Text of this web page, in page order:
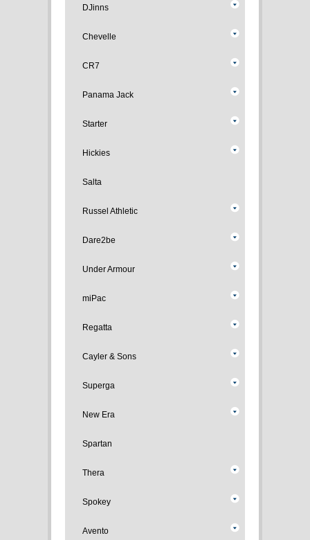
DJinns
Chevelle
CR7
Panama Jack
Starter
Hickies
Salta
Russel Athletic
Dare2be
Under Armour
miPac
Regatta
Cayler & Sons
Superga
New Era
Spartan
Thera
Spokey
Avento